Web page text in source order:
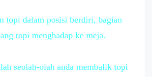
topi dalam posisi berdiri, bagian
topi menghadap ke meja.
seolah-olah anda membalik topi